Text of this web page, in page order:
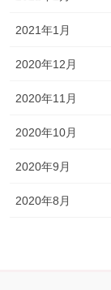
2021年1月
2020年12月
2020年11月
2020年10月
2020年9月
2020年8月